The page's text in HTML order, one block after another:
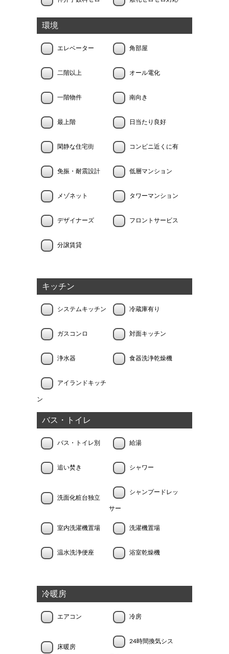
環境
エレベーター 角部屋
二階以上 オール電化
一階物件 南向き
最上階 日当たり良好
閑静な住宅街 コンビニ近くに有
免振・耐震設計 低層マンション
メゾネット タワーマンション
デザイナーズ フロントサービス
分譲賃貸
キッチン
システムキッチン 冷蔵庫有り
ガスコンロ 対面キッチン
浄水器 食器洗浄乾燥機
アイランドキッチ
ン
バス・トイレ
バス・トイレ別 給湯
追い焚き シャワー
洗面化粧台独立
シャンプードレッ
サー
室内洗濯機置場 洗濯機置場
温水洗浄便座 浴室乾燥機
冷暖房
エアコン 冷房
床暖房
24時間換気シス